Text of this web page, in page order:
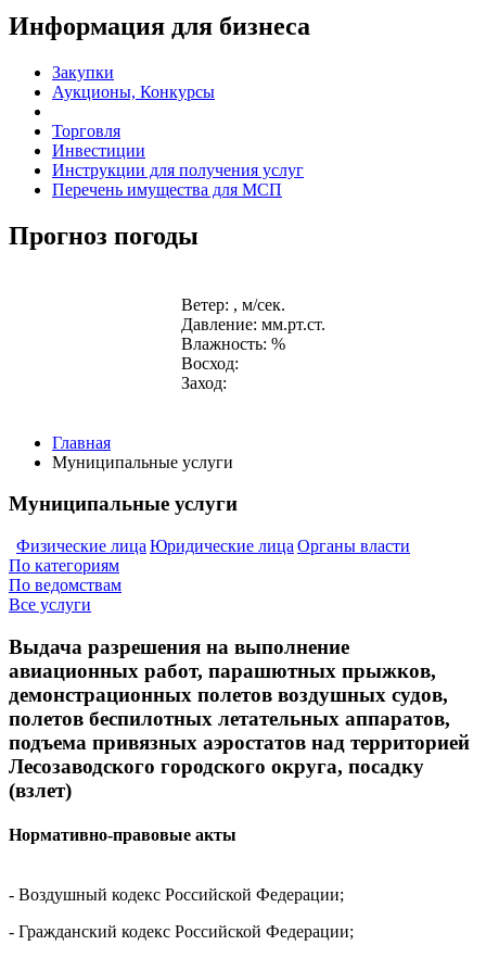
Информация для бизнеса
Закупки
Аукционы, Конкурсы
Торговля
Инвестиции
Инструкции для получения услуг
Перечень имущества для МСП
Прогноз погоды
Ветер: , м/сек.
Давление: мм.рт.ст.
Влажность: %
Восход:
Заход:
Главная
Муниципальные услуги
Муниципальные услуги
Физические лица Юридические лица Органы власти
По категориям
По ведомствам
Все услуги
Выдача разрешения на выполнение
авиационных работ, парашютных прыжков,
демонстрационных полетов воздушных судов,
полетов беспилотных летательных аппаратов,
подъема привязных аэростатов над территорией
Лесозаводского городского округа, посадку
(взлет)
Нормативно-правовые акты
- Воздушный кодекс Российской Федерации;
- Гражданский кодекс Российской Федерации;